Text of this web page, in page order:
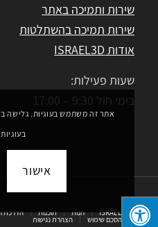
שירות ותמיכה באתר
שירות תמיכה בהשתלטות
אודות ISRAEL3D
שעות פעילות:
בימי חול 9:30 – 17:00
ISRAEL3D חנות תוכנות הדרכת
הסכם שימוש הצהרת נגישות
אתר זה משתמש בעוגיות. גלישה
אישור